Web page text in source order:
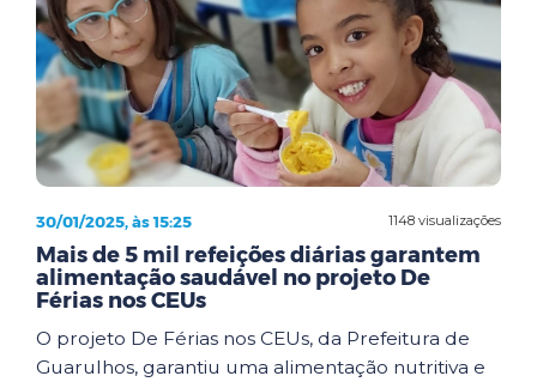
1148 visualizações
30/01/2025, às 15:25
Mais de 5 mil refeições diárias garantem
alimentação saudável no projeto De
Férias nos CEUs
O projeto De Férias nos CEUs, da Prefeitura de
Guarulhos, garantiu uma alimentação nutritiva e